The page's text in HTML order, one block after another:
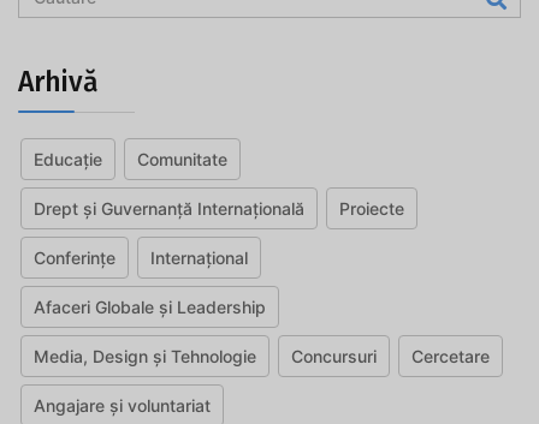
Arhivă
Educație Comunitate
Drept și Guvernanță Internațională Proiecte
Conferințe Internațional
Afaceri Globale și Leadership
Media, Design și Tehnologie Concursuri Cercetare
Angajare și voluntariat